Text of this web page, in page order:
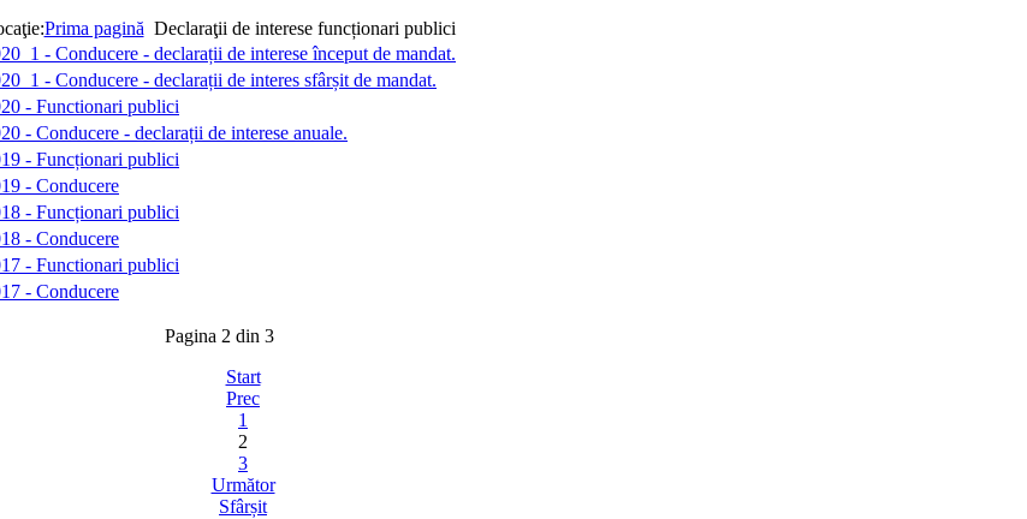
Prima pagină Declaraţii de interese funcționari publici
- Conducere - declarații de interese început de mandat.
- Conducere - declarații de interes sfârșit de mandat.
- Functionari publici
- Conducere - declarații de interese anuale.
- Funcționari publici
- Conducere
- Funcționari publici
- Conducere
- Functionari publici
- Conducere
Pagina 2 din 3
Start
Prec
1
2
3
Următor
Sfârșit